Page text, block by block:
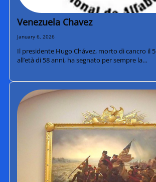
Venezuela Chavez
January 6, 2026
Il presidente Hugo Chávez, morto di cancro il
all’età di 58 anni, ha segnato per sempre la…